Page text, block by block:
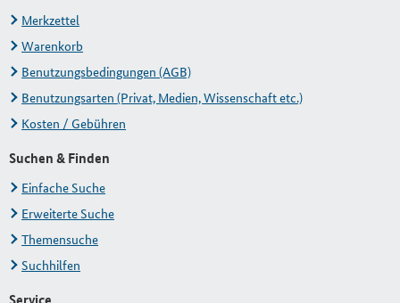
Merkzettel
Warenkorb
Benutzungsbedingungen (AGB)
Benutzungsarten (Privat, Medien, Wissenschaft etc.)
Kosten / Gebühren
Suchen & Finden
Einfache Suche
Erweiterte Suche
Themensuche
Suchhilfen